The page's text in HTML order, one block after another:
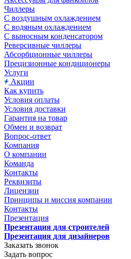
Чиллеры
С воздушным охлаждением
С водяным охлаждением
С выносным конденсатором
Реверсивные чиллеры
Абсорбционные чиллеры
Прецизионные кондиционеры
Услуги
Акции
Как купить
Условия оплаты
Условия доставки
Гарантия на товар
Обмен и возврат
Вопрос-ответ
Компания
О компании
Команда
Контакты
Реквизиты
Лицензии
Принципы и миссия компании
Контакты
Презентация
Презентация для строителей
Презентация для дизайнеров
Заказать звонок
Задать вопрос